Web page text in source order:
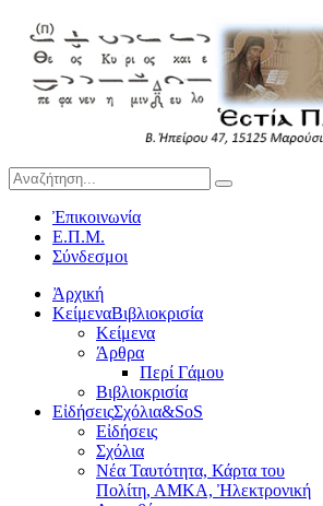
Ἐπικοινωνία
Ε.Π.Μ.
Σύνδεσμοι
Ἀρχική
ΚείμεναΒιβλιοκρισία
Κείμενα
Άρθρα
Περί Γάμου
Βιβλιοκρισία
ΕἰδήσειςΣχόλια&SoS
Εἰδήσεις
Σχόλια
Νέα Ταυτότητα, Κάρτα του
Πολίτη, ΑΜΚΑ, Ἠλεκτρονική